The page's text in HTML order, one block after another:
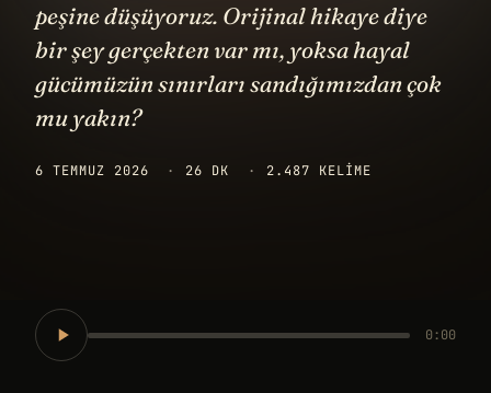
peşine düşüyoruz. Orijinal hikaye diye
bir şey gerçekten var mı, yoksa hayal
gücümüzün sınırları sandığımızdan çok
mu yakın?
6 TEMMUZ 2026 · 26 DK · 2.487 KELIME
0:00